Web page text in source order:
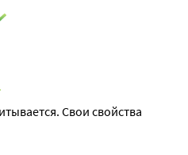
Свои свойства